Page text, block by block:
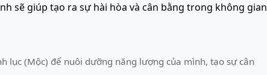
sẽ giúp tạo ra sự hài hòa và cân bằng trong không gian
lục (Mộc) để nuôi dưỡng năng lượng của mình, tạo sự cân